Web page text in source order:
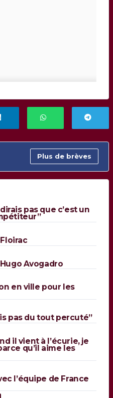
Plus de brèves
pas que c’est un
Avogadro
en ville pour les
pas du tout percuté”
il vient à l’écurie, je
qu’il aime les
l’équipe de France